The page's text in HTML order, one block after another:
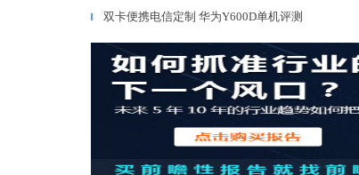
▎ 双卡便携电信定制 华为Y600D单机评测